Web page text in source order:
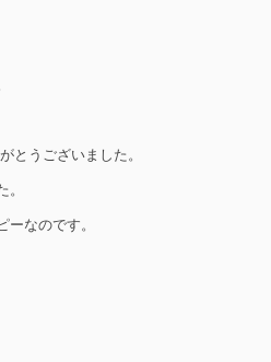
うございました。
なのです。